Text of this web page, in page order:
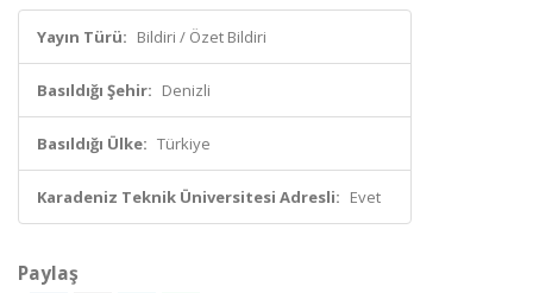
Yayın Türü: Bildiri / Özet Bildiri
Basıldığı Şehir: Denizli
Basıldığı Ülke: Türkiye
Karadeniz Teknik Üniversitesi Adresli: Evet
Paylaş